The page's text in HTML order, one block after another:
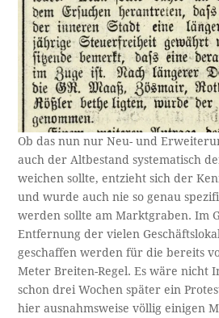
Ob das nun nur Neu- und
auch der Altbestand systematisch
weichen sollte, entzieht sich der
und wurde auch nie so genau
werden sollte am Marktgraben. Im
Entfernung der vielen
geschaffen werden für die bereits
Meter Breiten-Regel. Es wäre nicht
schon drei Wochen später ein
hier ausnahmsweise völlig einigen